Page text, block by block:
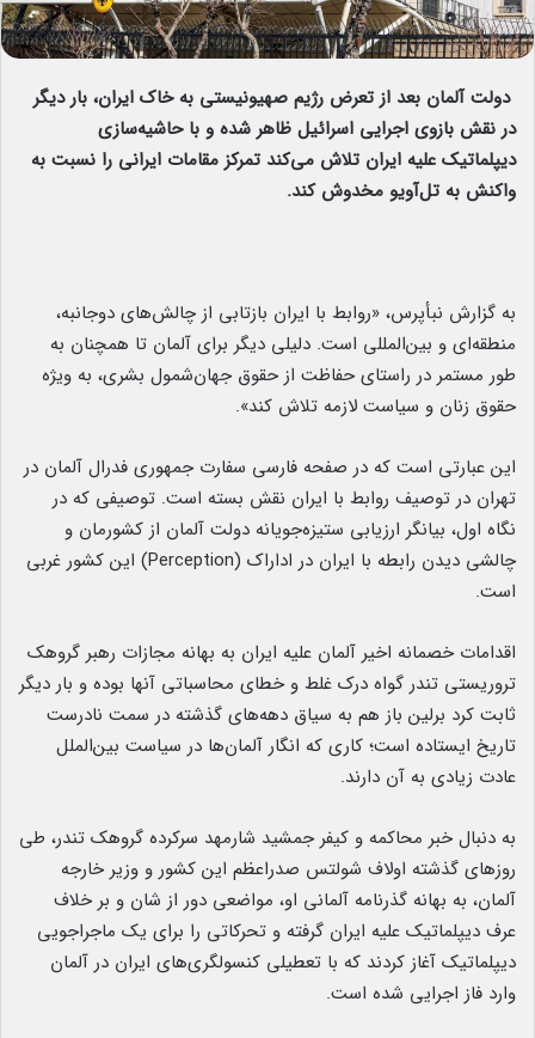
دولت آلمان بعد از تعرض رژیم صهیونیستی به خاک ایران، بار دیگر
در نقش بازوی اجرایی اسرائیل ظاهر شده و با حاشیه‌سازی
دیپلماتیک علیه ایران تلاش می‌کند تمرکز مقامات ایرانی را نسبت به
واکنش به تل‌آویو مخدوش کند.
به گزارش نبأپرس، «روابط با ایران بازتابی‌ از چالش‌های دوجانبه،
منطقه‌ای و بین‌المللی است. دلیلی دیگر برای آلمان تا همچنان به
طور مستمر در راستای حفاظت از حقوق جهان‌شمول بشری، به ویژه
حقوق زنان و سیاست لازمه تلاش کند».
این عبارتی است که در صفحه فارسی سفارت جمهوری فدرال آلمان در
تهران در توصیف روابط با ایران نقش بسته است. توصیفی که در
نگاه اول، بیانگر ارزیابی ستیزه‌جویانه دولت آلمان از کشورمان و
چالشی دیدن رابطه با ایران در اداراک (Perception) این کشور غربی
است.
اقدامات خصمانه اخیر آلمان علیه ایران به بهانه مجازات رهبر گروهک
تروریستی تندر گواه درک غلط و خطای محاسباتی آنها بوده و بار دیگر
ثابت کرد برلین باز هم به سیاق دهه‌های گذشته در سمت نادرست
تاریخ ایستاده است؛ کاری که انگار آلمان‌ها در سیاست بین‌الملل
عادت زیادی به آن دارند.
به دنبال خبر محاکمه و کیفر جمشید شارمهد سرکرده گروهک تندر، طی
روزهای گذشته اولاف شولتس صدراعظم این کشور و وزیر خارجه
آلمان، به بهانه گذرنامه آلمانی او، مواضعی دور از شان و بر خلاف
عرف دیپلماتیک علیه ایران گرفته و تحرکاتی را برای یک ماجراجویی
دیپلماتیک آغاز کردند که با تعطیلی کنسولگری‌های ایران در آلمان
وارد فاز اجرایی شده است.